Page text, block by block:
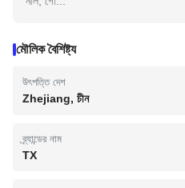
মৌলিক বৈশিষ্ট্য
উৎপত্তি দেশ
Zhejiang, চীন
ব্র্যান্ডের নাম
TX